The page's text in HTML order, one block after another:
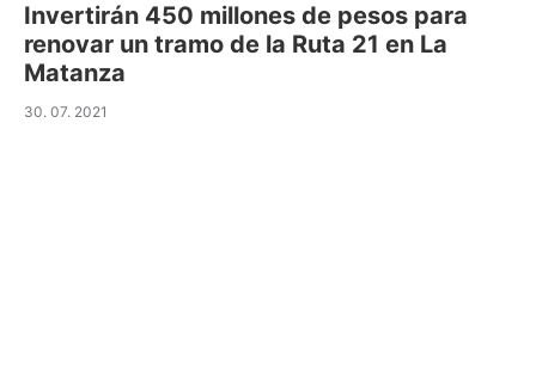
Invertirán 450 millones de pesos para
renovar un tramo de la Ruta 21 en La
Matanza
30. 07. 2021